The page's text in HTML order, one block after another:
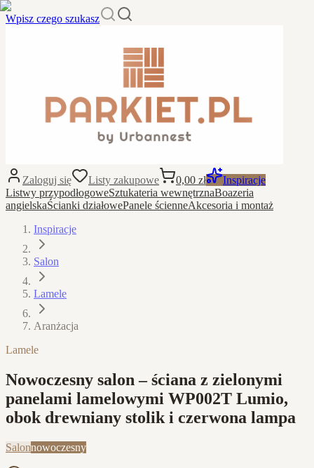
Wpisz czego szukasz
Zaloguj się Listy zakupowe 0,00 zł
Inspiracje
Listwy przypodłogoweSztukateria wewnętrznaBoazeria
angielskaŚcianki działowePanele ścienneAkcesoria i montaż
Inspiracje
Salon
Lamele
Aranżacja
Lamele
Nowoczesny salon – ściana z zielonymi
panelami lamelowymi WP002T Lumio,
obok drewniany stolik i czerwona lampa
Salonnowoczesny